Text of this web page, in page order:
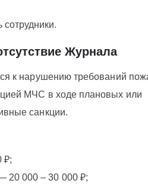
Журнала
к нарушению требований
МЧС в ходе плановых или
санкции.
₽;
20 000 – 30 000 ₽;